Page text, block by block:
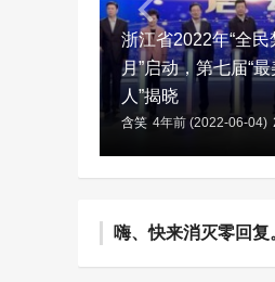
浙江省2022年“全
月”启动，第七届“
人”揭晓
含笑 4年前 (2022-06-04)
嗨、快来消灭零回复